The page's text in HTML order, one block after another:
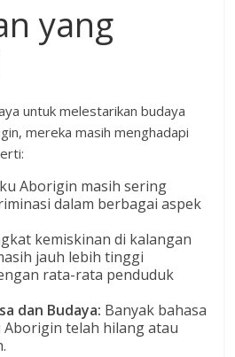
yang
untuk melestarikan budaya
mereka masih menghadapi
Aborigin masih sering
dalam berbagai aspek
kemiskinan di kalangan
jauh lebih tinggi
rata-rata penduduk
dan Budaya: Banyak bahasa
Aborigin telah hilang atau